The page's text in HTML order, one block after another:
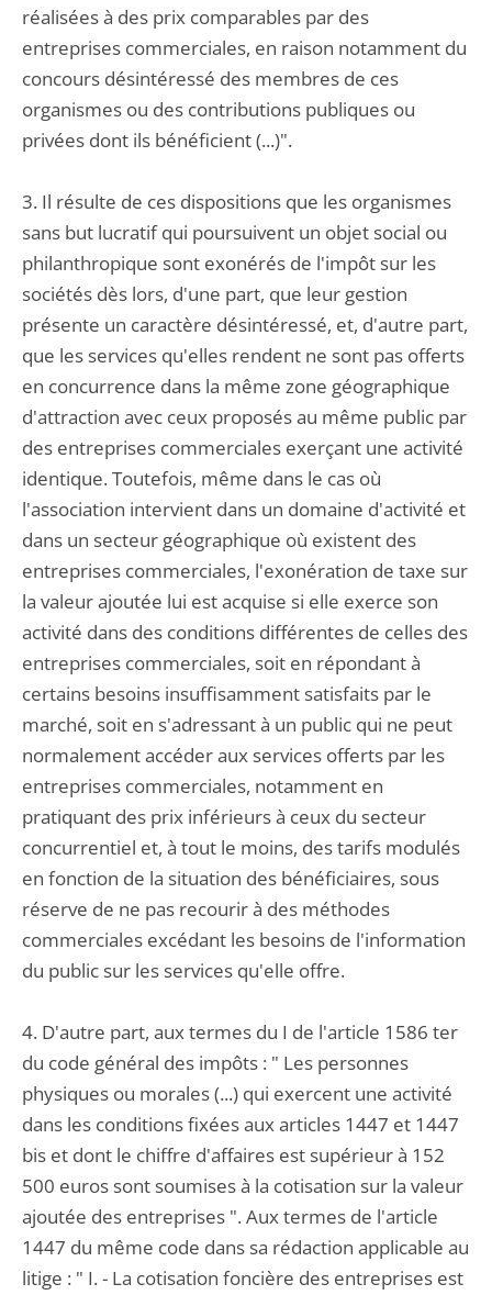
réalisées à des prix comparables par des
entreprises commerciales, en raison notamment du
concours désintéressé des membres de ces
organismes ou des contributions publiques ou
privées dont ils bénéficient (...)".
3. Il résulte de ces dispositions que les organismes
sans but lucratif qui poursuivent un objet social ou
philanthropique sont exonérés de l'impôt sur les
sociétés dès lors, d'une part, que leur gestion
présente un caractère désintéressé, et, d'autre part,
que les services qu'elles rendent ne sont pas offerts
en concurrence dans la même zone géographique
d'attraction avec ceux proposés au même public par
des entreprises commerciales exerçant une activité
identique. Toutefois, même dans le cas où
l'association intervient dans un domaine d'activité et
dans un secteur géographique où existent des
entreprises commerciales, l'exonération de taxe sur
la valeur ajoutée lui est acquise si elle exerce son
activité dans des conditions différentes de celles des
entreprises commerciales, soit en répondant à
certains besoins insuffisamment satisfaits par le
marché, soit en s'adressant à un public qui ne peut
normalement accéder aux services offerts par les
entreprises commerciales, notamment en
pratiquant des prix inférieurs à ceux du secteur
concurrentiel et, à tout le moins, des tarifs modulés
en fonction de la situation des bénéficiaires, sous
réserve de ne pas recourir à des méthodes
commerciales excédant les besoins de l'information
du public sur les services qu'elle offre.
4. D'autre part, aux termes du I de l'article 1586 ter
du code général des impôts : " Les personnes
physiques ou morales (...) qui exercent une activité
dans les conditions fixées aux articles 1447 et 1447
bis et dont le chiffre d'affaires est supérieur à 152
500 euros sont soumises à la cotisation sur la valeur
ajoutée des entreprises ". Aux termes de l'article
1447 du même code dans sa rédaction applicable au
litige : " I. - La cotisation foncière des entreprises est